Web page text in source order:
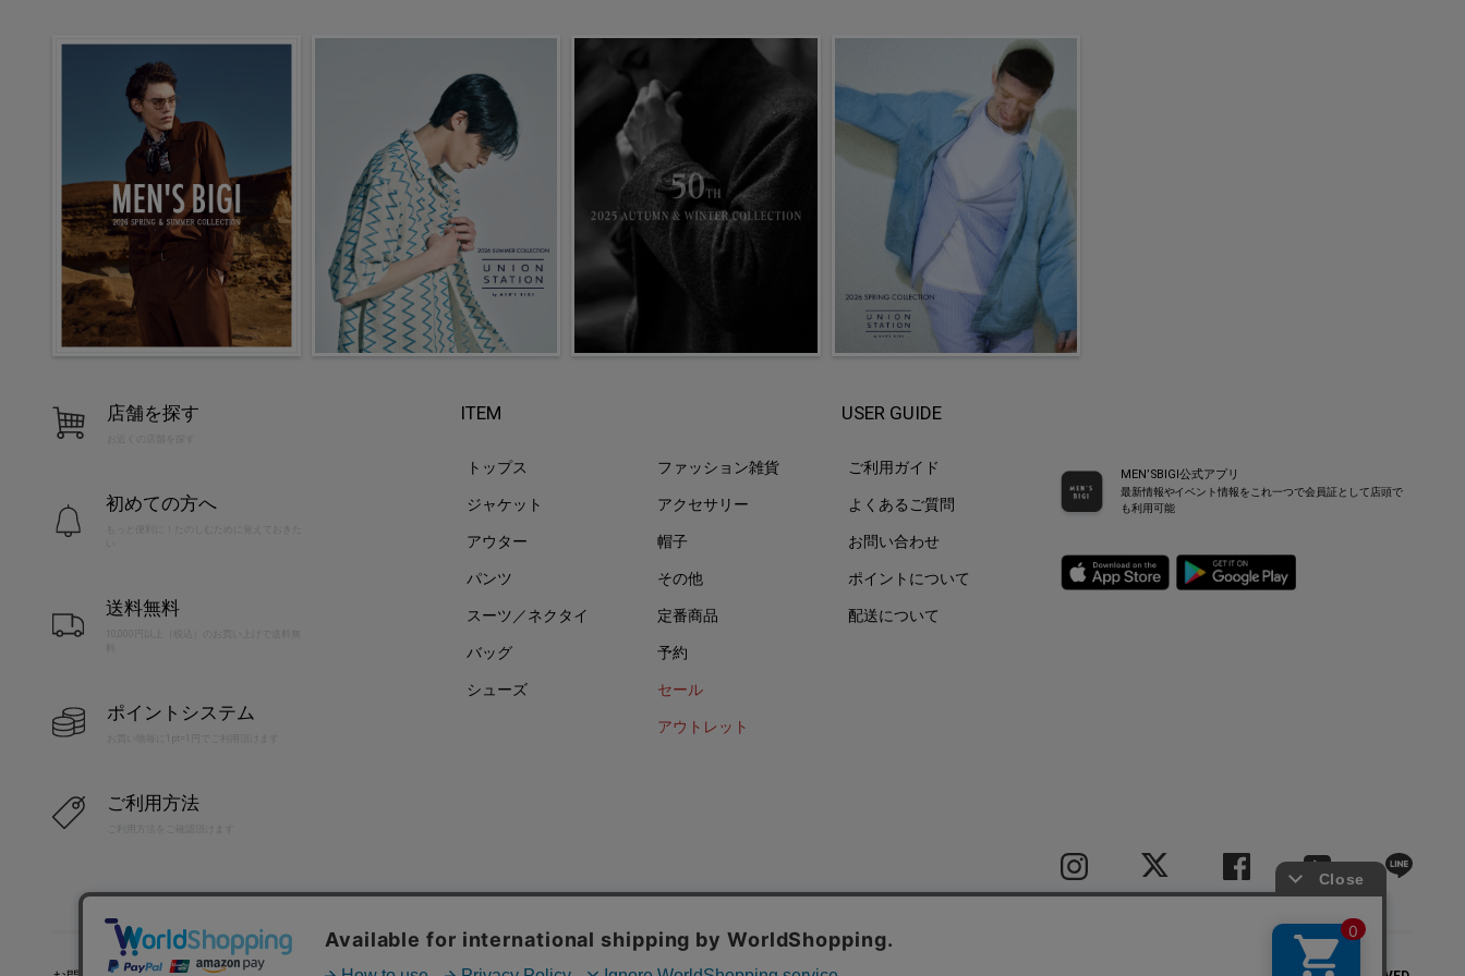
店舗を探す
お近くの店舗を探す
初めての方へ
送料無料
10,000円以上（税込）のお買い上げで送料無
ポイントシステム
お買い物毎に1pt=1円でご利用頂けます
ご利用方法
ITEM
トップス
ジャケット
アウター
パンツ
スーツ／ネクタイ
バッグ
シューズ
ファッション雑貨
アクセサリー
帽子
その他
定番商品
予約
セール
アウトレット
USER GUIDE
ご利用ガイド
よくあるご質問
お問い合わせ
ポイントについて
配送について
MEN’SBIGI公式アプリ
最新情報やイベント情報をこれ一つで会員証として店頭で
も利用可能